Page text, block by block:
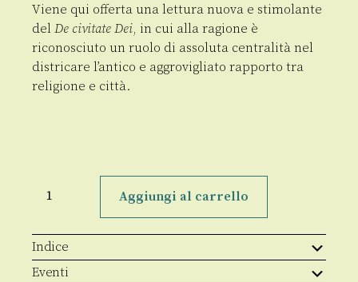
Viene qui offerta una lettura nuova e stimolante
del De civitate Dei, in cui alla ragione è
riconosciuto un ruolo di assoluta centralità nel
districare l’antico e aggrovigliato rapporto tra
religione e città.
religione,
Aggiungi al carrello
Indice
Eventi